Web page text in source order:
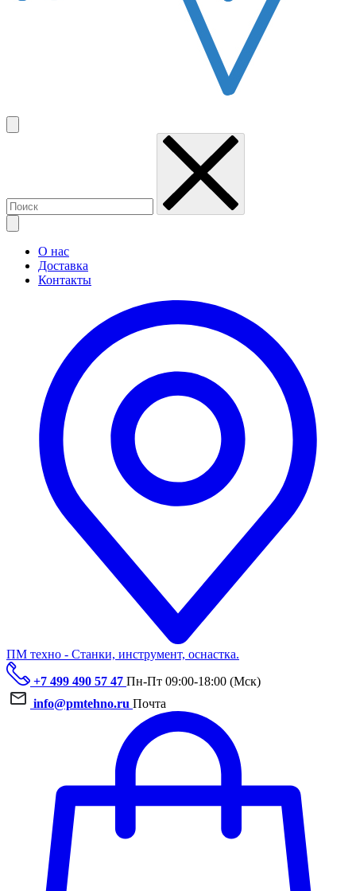
О нас
Доставка
Контакты
ПМ техно - Станки, инструмент, оснастка.
+7 499 490 57 47 Пн-Пт 09:00-18:00 (Мск)
info@pmtehno.ru Почта